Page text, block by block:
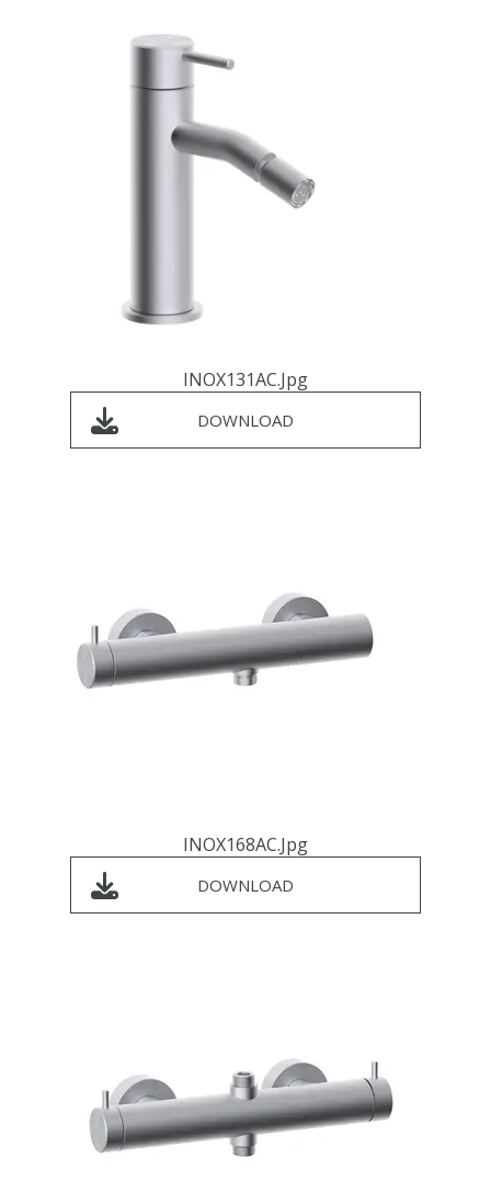
INOX131AC.jpg
DOWNLOAD
INOX168AC.jpg
DOWNLOAD